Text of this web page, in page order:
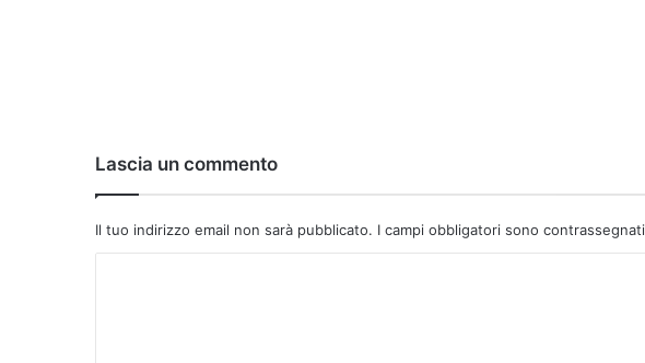
Lascia un commento
Il tuo indirizzo email non sarà pubblicato. I campi obbligatori sono contrassegnati